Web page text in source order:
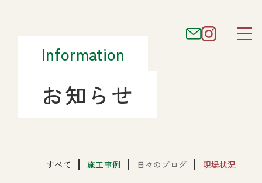
Information
お知らせ
すべて 施工事例 日々のブログ 現場状況